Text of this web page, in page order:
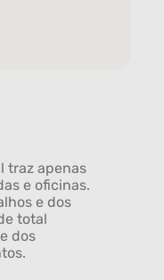
traz apenas
e oficinas.
e dos
total
dos